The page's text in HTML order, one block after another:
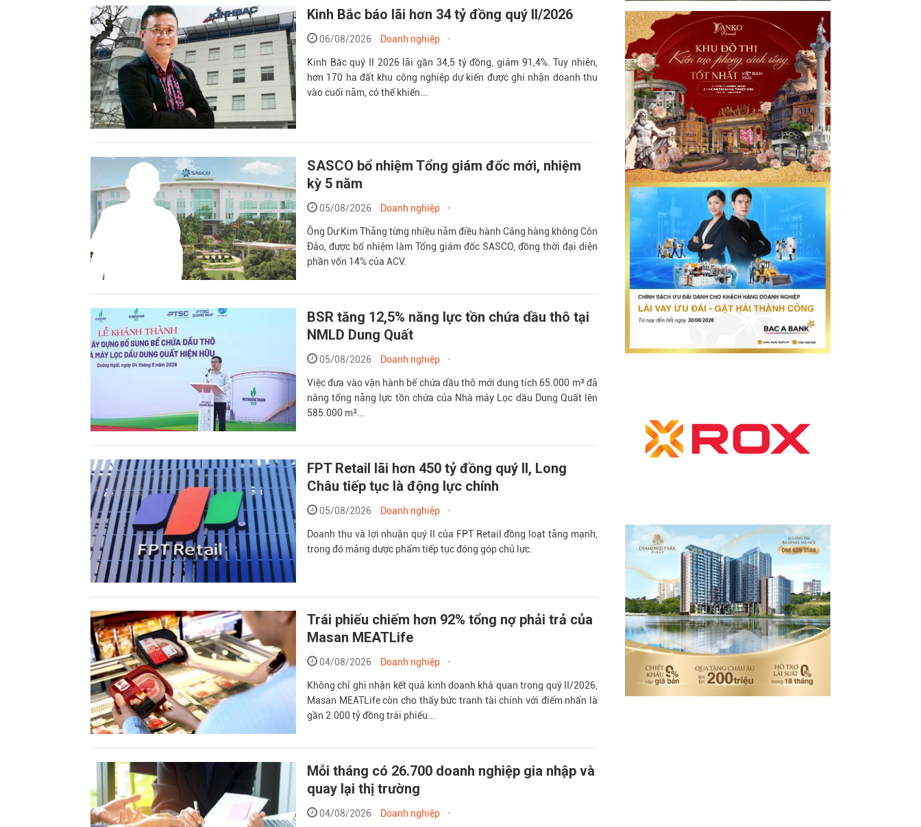
Kinh Bắc báo lãi hơn 34 tỷ đồng quý II/2026
06/08/2026 Doanh nghiệp
Kinh Bắc quý II 2026 lãi gần 34,5 tỷ đồng, giảm 91,4%. Tuy nhiên,
hơn 170 ha đất khu công nghiệp dự kiến được ghi nhận doanh thu
vào cuối năm, có thể khiến...
SASCO bổ nhiệm Tổng giám đốc mới, nhiệm
kỳ 5 năm
05/08/2026 Doanh nghiệp
Ông Dư Kim Thăng từng nhiều năm điều hành Cảng hàng không Côn
Đảo, được bổ nhiệm làm Tổng giám đốc SASCO, đồng thời đại diện
phần vốn 14% của ACV.
BSR tăng 12,5% năng lực tồn chứa dầu thô tại
NMLD Dung Quất
05/08/2026 Doanh nghiệp
Việc đưa vào vận hành bể chứa dầu thô mới dung tích 65.000 m³ đã
nâng tổng năng lực tồn chứa của Nhà máy Lọc dầu Dung Quất lên
585.000 m³...
FPT Retail lãi hơn 450 tỷ đồng quý II, Long
Châu tiếp tục là động lực chính
05/08/2026 Doanh nghiệp
Doanh thu và lợi nhuận quý II của FPT Retail đồng loạt tăng mạnh,
trong đó mảng dược phẩm tiếp tục đóng góp chủ lực.
Trái phiếu chiếm hơn 92% tổng nợ phải trả của
Masan MEATLife
04/08/2026 Doanh nghiệp
Không chỉ ghi nhận kết quả kinh doanh khả quan trong quý II/2026,
Masan MEATLife còn cho thấy bức tranh tài chính với điểm nhấn là
gần 2.000 tỷ đồng trái phiếu...
Mỗi tháng có 26.700 doanh nghiệp gia nhập và
quay lại thị trường
04/08/2026 Doanh nghiệp